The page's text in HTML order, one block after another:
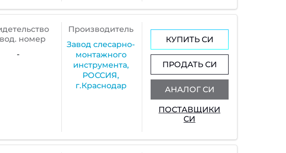
номер
-
Производитель
Завод слесарно-
монтажного
инструмента,
РОССИЯ,
г.Краснодар
КУПИТЬ СИ
ПРОДАТЬ СИ
АНАЛОГ СИ
ПОСТАВЩИКИ
СИ